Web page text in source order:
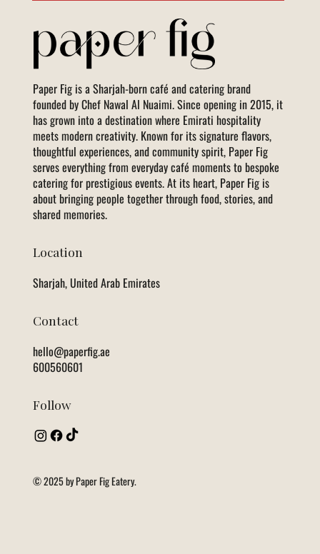
Paper Fig is a Sharjah-born café and catering brand
founded by Chef Nawal Al Nuaimi. Since opening in 2015, it
has grown into a destination where Emirati hospitality
meets modern creativity. Known for its signature flavors,
thoughtful experiences, and community spirit, Paper Fig
serves everything from everyday café moments to bespoke
catering for prestigious events. At its heart, Paper Fig is
about bringing people together through food, stories, and
shared memories.
Location
Sharjah, United Arab Emirates
Contact
hello@paperfig.ae
600560601
Follow
© 2025 by Paper Fig Eatery.